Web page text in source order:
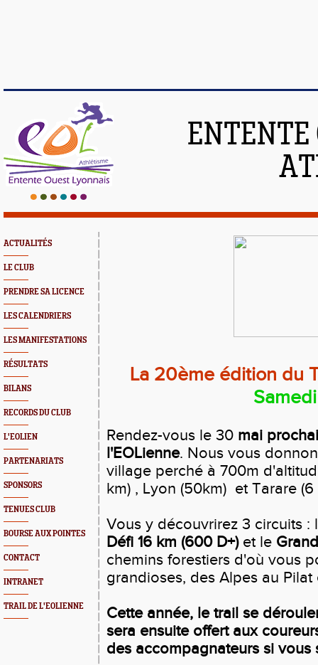
ENTENTE
ACTUALITÉS
LE CLUB
PRENDRE SA LICENCE
LES CALENDRIERS
LES MANIFESTATIONS
RÉSULTATS
BILANS
RECORDS DU CLUB
L'EOLIEN
PARTENARIATS
SPONSORS
TENUES CLUB
BOURSE AUX POINTES
CONTACT
INTRANET
TRAIL DE L'EOLIENNE
La 20ème édition du
Rendez-vous le 30 mai
l'EOLienne. Nous vous
village perché à 700m
km) , Lyon (50km) et Tarare (6
Vous y découvrirez 3 circuits :
Défi 16 km (600 D+)et le
chemins forestiers d'où vous
grandioses, des Alpes au
Cette année, le trail se
sera ensuite offert aux
des accompagnateurs si vous